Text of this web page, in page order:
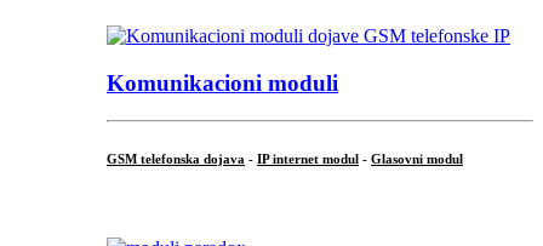
Komunikacioni moduli
GSM telefonska dojava - IP internet modul - Glasovni modul